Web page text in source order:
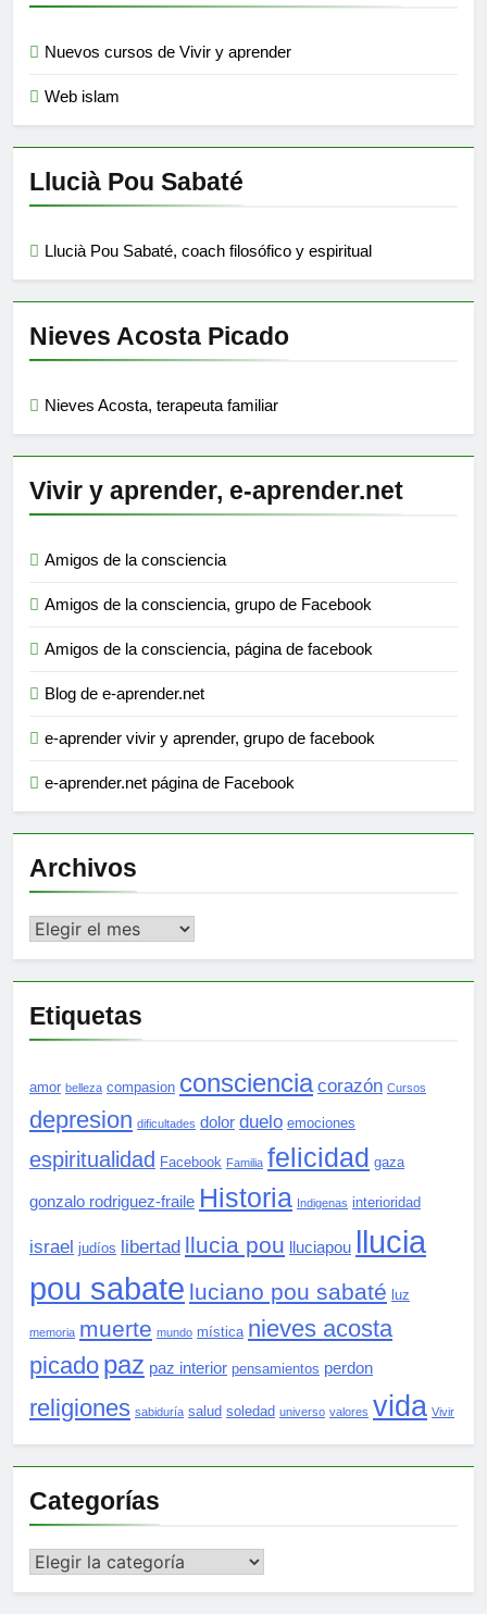
Nuevos cursos de Vivir y aprender
Web islam
Llucià Pou Sabaté
Llucià Pou Sabaté, coach filosófico y espiritual
Nieves Acosta Picado
Nieves Acosta, terapeuta familiar
Vivir y aprender, e-aprender.net
Amigos de la consciencia
Amigos de la consciencia, grupo de Facebook
Amigos de la consciencia, página de facebook
Blog de e-aprender.net
e-aprender vivir y aprender, grupo de facebook
e-aprender.net página de Facebook
Archivos
Archivos
Etiquetas
amor belleza compasion consciencia corazón Cursos
depresion dificultades dolor duelo emociones
espiritualidad Facebook Familia felicidad gaza
gonzalo rodriguez-fraile Historia Indigenas interioridad
israel judíos libertad llucia pou lluciapou llucia
pou sabate luciano pou sabaté luz
memoria muerte mundo mística nieves acosta
picado paz paz interior pensamientos perdon
religiones sabiduría salud soledad universo valores vida Vivir
Categorías
Categorías